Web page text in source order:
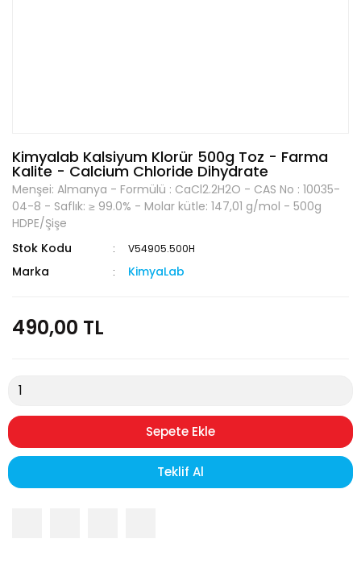
Kimyalab Kalsiyum Klorür 500g Toz - Farma
Kalite - Calcium Chloride Dihydrate
Menşei: Almanya - Formülü : CaCl2.2H2O - CAS No : 10035-
04-8 - Saflık: ≥ 99.0% - Molar kütle: 147,01 g/mol - 500g
HDPE/Şişe
Stok Kodu
V54905.500H
Marka KimyaLab
490,00 TL
Sepete Ekle
Teklif Al